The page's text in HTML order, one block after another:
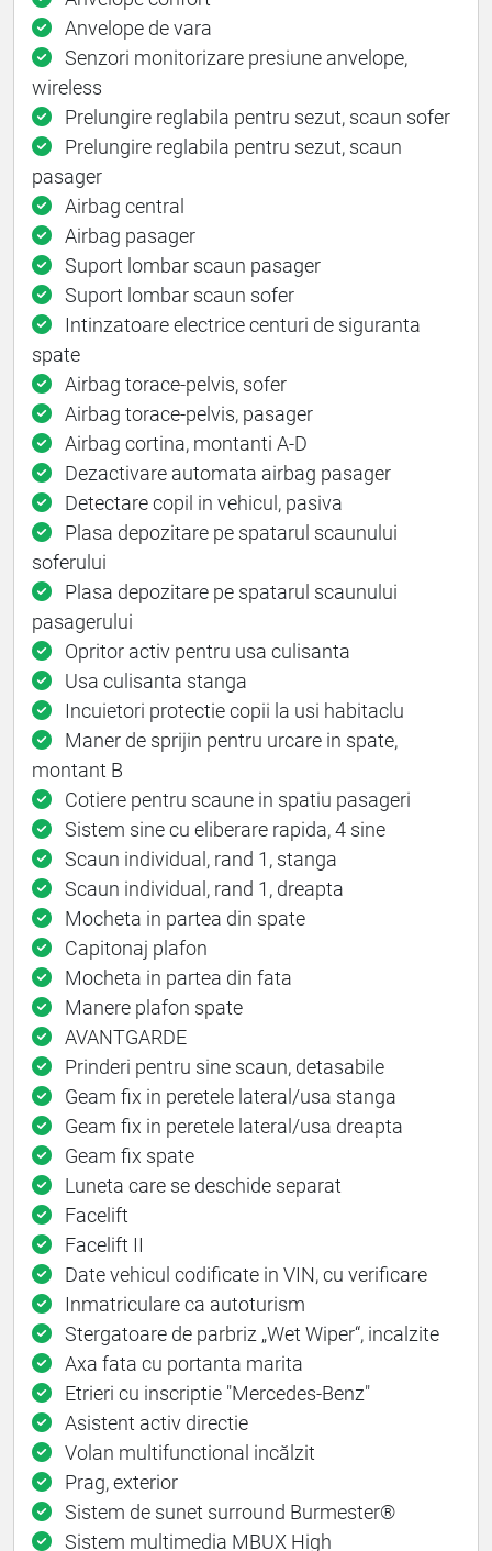
Anvelope de vara
Senzori monitorizare presiune anvelope,
wireless
Prelungire reglabila pentru sezut, scaun sofer
Prelungire reglabila pentru sezut, scaun
pasager
Airbag central
Airbag pasager
Suport lombar scaun pasager
Suport lombar scaun sofer
Intinzatoare electrice centuri de siguranta
spate
Airbag torace-pelvis, sofer
Airbag torace-pelvis, pasager
Airbag cortina, montanti A-D
Dezactivare automata airbag pasager
Detectare copil in vehicul, pasiva
Plasa depozitare pe spatarul scaunului
soferului
Plasa depozitare pe spatarul scaunului
pasagerului
Opritor activ pentru usa culisanta
Usa culisanta stanga
Incuietori protectie copii la usi habitaclu
Maner de sprijin pentru urcare in spate,
montant B
Cotiere pentru scaune in spatiu pasageri
Sistem sine cu eliberare rapida, 4 sine
Scaun individual, rand 1, stanga
Scaun individual, rand 1, dreapta
Mocheta in partea din spate
Capitonaj plafon
Mocheta in partea din fata
Manere plafon spate
AVANTGARDE
Prinderi pentru sine scaun, detasabile
Geam fix in peretele lateral/usa stanga
Geam fix in peretele lateral/usa dreapta
Geam fix spate
Luneta care se deschide separat
Facelift
Facelift II
Date vehicul codificate in VIN, cu verificare
Inmatriculare ca autoturism
Stergatoare de parbriz „Wet Wiper“, incalzite
Axa fata cu portanta marita
Etrieri cu inscriptie "Mercedes-Benz"
Asistent activ directie
Volan multifunctional incălzit
Prag, exterior
Sistem de sunet surround Burmester®
Sistem multimedia MBUX High